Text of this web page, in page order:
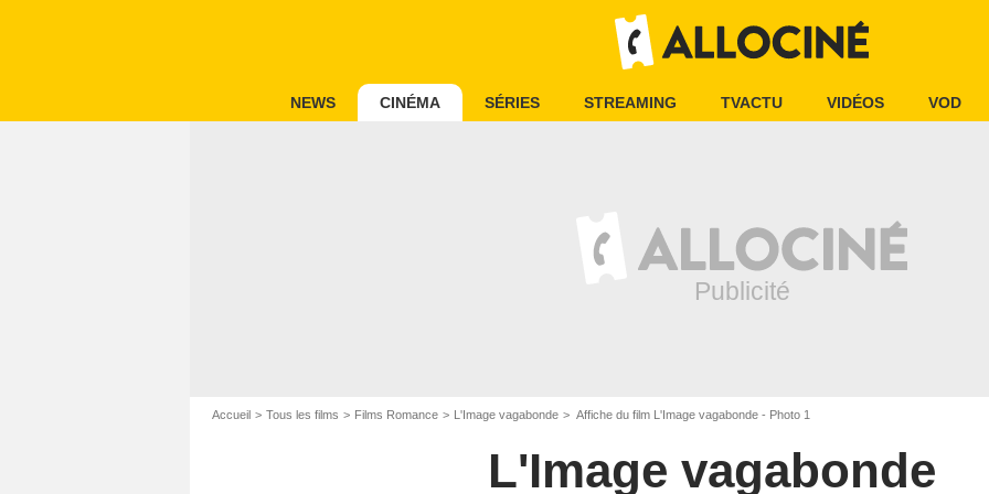
NEWS CINÉMA SÉRIES STREAMING TVACTU VIDÉOS VOD
Accueil Tous les films Films Romance L'Image vagabonde Affiche du film L'Image vagabonde - Photo 1
L'Image vagabonde